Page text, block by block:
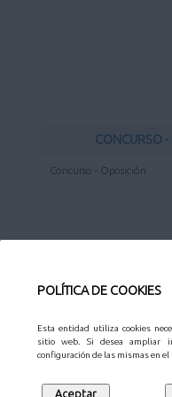
POLÍTICA DE COOKIES
Esta entidad utiliza cookies
sitio web. Si desea ampliar
configuración de las mismas en
CONCURSO
Concurso - Oposición
Concurso